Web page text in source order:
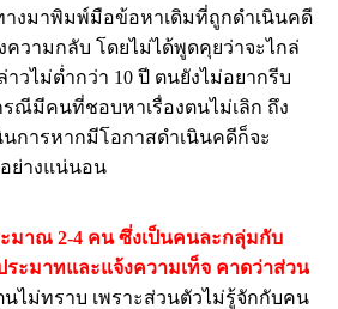
างมาพิมพ์มือข้อหาเดิมที่ถูกดำเนินคดี
ความกลับ โดยไม่ได้พูดคุยว่าจะไกล่
วไม่ต่ำกว่า 10 ปี ตนยังไม่อยากรีบ
รณีมีคนที่ชอบหาเรื่องตนไม่เลิก ถึง
นการหากมีโอกาสดำเนินคดีก็จะ
ย่างแน่นอน
มาณ 2-4 คน ซึ่งเป็นคนละกลุ่มกับ
ะมาทและแจ้งความเท็จ คาดว่าส่วน
ไม่ทราบ เพราะส่วนตัวไม่รู้จักกับคน